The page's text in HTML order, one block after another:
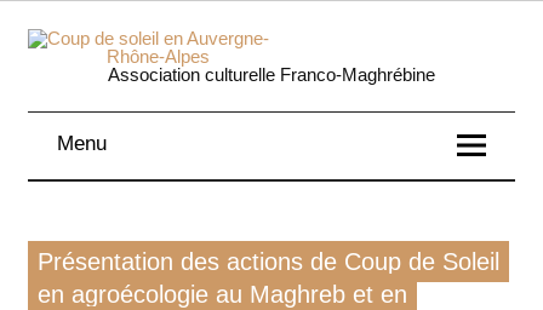
Skip
content
Coup
soleil
Association culturelle Franco-Maghrébine
Menu
Action de notre asso
Présentation des actions de Coup de Soleil
en agroécologie au Maghreb et en